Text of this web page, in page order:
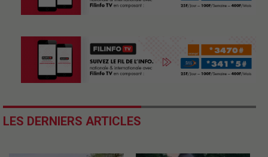
LES DERNIERS ARTICLES